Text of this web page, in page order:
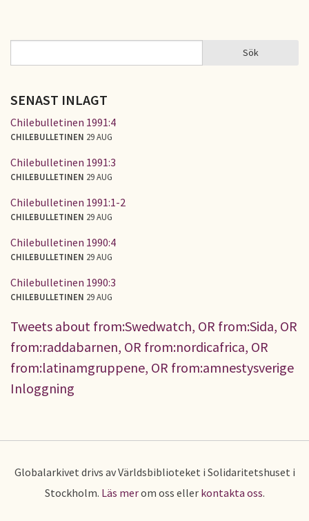
SÖKFORMULÄR Sök
SENAST INLAGT
Chilebulletinen 1991:4
CHILEBULLETINEN 29 AUG
Chilebulletinen 1991:3
CHILEBULLETINEN 29 AUG
Chilebulletinen 1991:1-2
CHILEBULLETINEN 29 AUG
Chilebulletinen 1990:4
CHILEBULLETINEN 29 AUG
Chilebulletinen 1990:3
CHILEBULLETINEN 29 AUG
Tweets about from:Swedwatch, OR from:Sida, OR
from:raddabarnen, OR from:nordicafrica, OR
from:latinamgruppene, OR from:amnestysverige
Inloggning
Globalarkivet drivs av Världsbiblioteket i Solidaritetshuset i
Stockholm. Läs merom oss eller kontakta oss.